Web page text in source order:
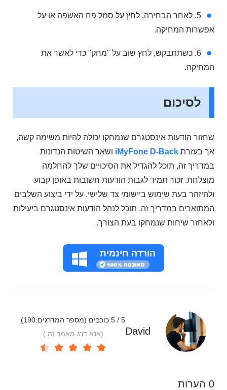
5. לאחר הבחירה, לחץ על סמל פח האשפה או על
אפשרות המחיקה.
6. כשתתבקש, לחץ שוב על "מחק" כדי לאשר את
המחיקה.
לסיכום
שחזור הודעות אינסטגרם שנמחקו יכולה להיות משימה קשה,
אך בעזרת iMyFone D-Back ושאר השיטות הנדונות
במדריך זה, תוכל להגדיל את הסיכויים שלך להחלמה
מוצלחת. זכור תמיד לגבות הודעות חשובות באופן קבוע
ולהיזהר בעת שימוש ביישומי צד שלישי. על ידי ביצוע השלבים
המתוארים במדריך זה, תוכל לנהל הודעות אינסטגרם ביעילות
ולאחזר שיחות שנמחקו בעת הצורך.
הורדה חינמית
David
5 / 5 כוכבים (מספר המדרגים: 190
)
(אנא דרג מאמר זה.)
0 הערות